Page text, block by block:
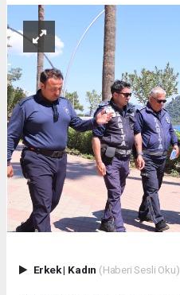
Erkek| Kadın (Haberi Sesli Oku)